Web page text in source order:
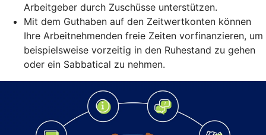
Arbeitgeber durch Zuschüsse unterstützen.
Mit dem Guthaben auf den Zeitwertkonten können
Ihre Arbeitnehmenden freie Zeiten vorfinanzieren, um
beispielsweise vorzeitig in den Ruhestand zu gehen
oder ein Sabbatical zu nehmen.